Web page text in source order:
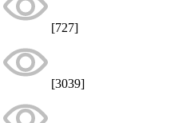
[727]
[3039]